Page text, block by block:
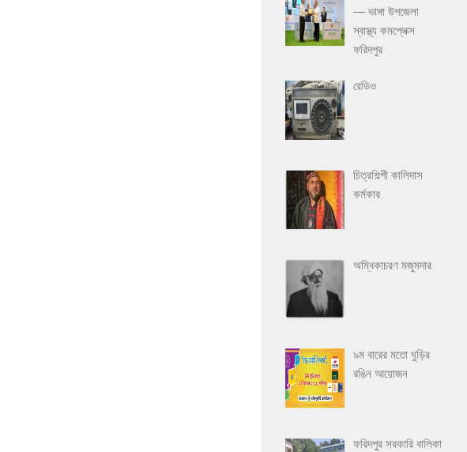
— ভাঙ্গা উপজেলা
স্বাস্থ্য কমপ্লেক্স
ফরিদপুর
রেডিও
চিত্রশিল্পী কালিদাস
কর্মকার
অম্বিকাচরণ মজুমদার
৯ম বারের মতো ঘুড়ির
রঙিন আয়োজন
ফরিদপুর সরকারি বালিকা